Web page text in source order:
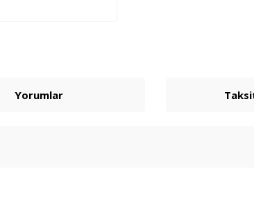
Yorumlar